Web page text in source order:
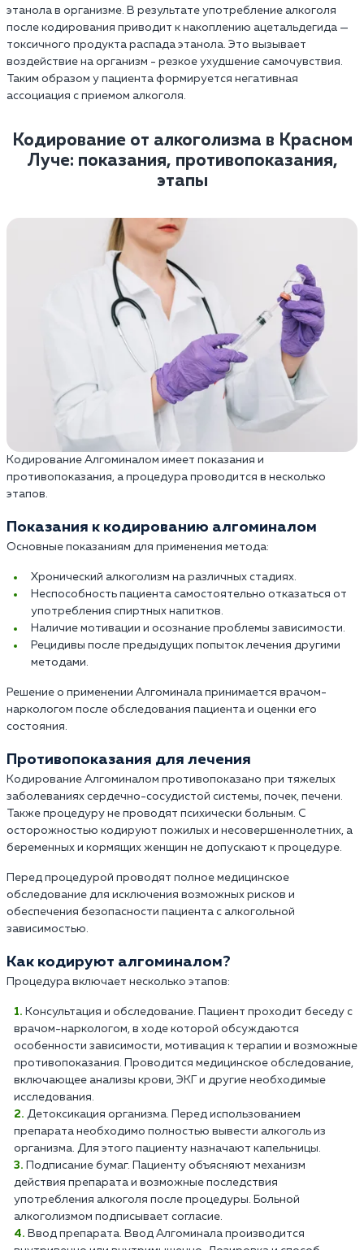
этанола в организме. В результате употребление алкоголя
после кодирования приводит к накоплению ацетальдегида —
токсичного продукта распада этанола. Это вызывает
воздействие на организм - резкое ухудшение самочувствия.
Таким образом у пациента формируется негативная
ассоциация с приемом алкоголя.
Кодирование от алкоголизма в Красном
Луче: показания, противопоказания,
этапы
Кодирование Алгоминалом имеет показания и
противопоказания, а процедура проводится в несколько
этапов.
Показания к кодированию алгоминалом
Основные показаниям для применения метода:
Хронический алкоголизм на различных стадиях.
Неспособность пациента самостоятельно отказаться от
употребления спиртных напитков.
Наличие мотивации и осознание проблемы зависимости.
Рецидивы после предыдущих попыток лечения другими
методами.
Решение о применении Алгоминала принимается врачом-
наркологом после обследования пациента и оценки его
состояния.
Противопоказания для лечения
Кодирование Алгоминалом противопоказано при тяжелых
заболеваниях сердечно-сосудистой системы, почек, печени.
Также процедуру не проводят психически больным. С
осторожностью кодируют пожилых и несовершеннолетних, а
беременных и кормящих женщин не допускают к процедуре.
Перед процедурой проводят полное медицинское
обследование для исключения возможных рисков и
обеспечения безопасности пациента с алкогольной
зависимостью.
Как кодируют алгоминалом?
Процедура включает несколько этапов:
Консультация и обследование. Пациент проходит беседу с
врачом-наркологом, в ходе которой обсуждаются
особенности зависимости, мотивация к терапии и возможные
противопоказания. Проводится медицинское обследование,
включающее анализы крови, ЭКГ и другие необходимые
исследования.
Детоксикация организма. Перед использованием
препарата необходимо полностью вывести алкоголь из
организма. Для этого пациенту назначают капельницы.
Подписание бумаг. Пациенту объясняют механизм
действия препарата и возможные последствия
употребления алкоголя после процедуры. Больной
алкоголизмом подписывает согласие.
Ввод препарата. Ввод Алгоминала производится